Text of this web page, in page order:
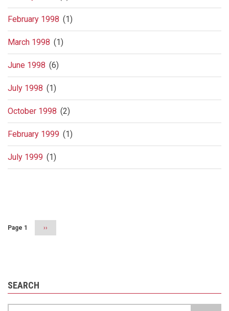
February 1998 (1)
March 1998 (1)
June 1998 (6)
July 1998 (1)
October 1998 (2)
February 1999 (1)
July 1999 (1)
Page 1
Next
››
SEARCH